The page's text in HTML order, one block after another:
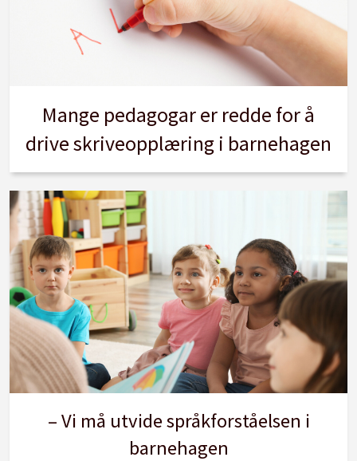
Mange pedagogar er redde for å
drive skriveopplæring i barnehagen
– Vi må utvide språkforståelsen i
barnehagen